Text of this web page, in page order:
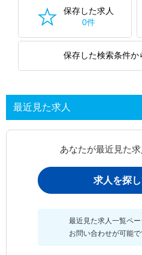
保存した求人
0件
保存した検索条件か
最近見た求人
あなたが最近見た
求人を探
最近見た求人一覧ペー
お問い合わせが可能で